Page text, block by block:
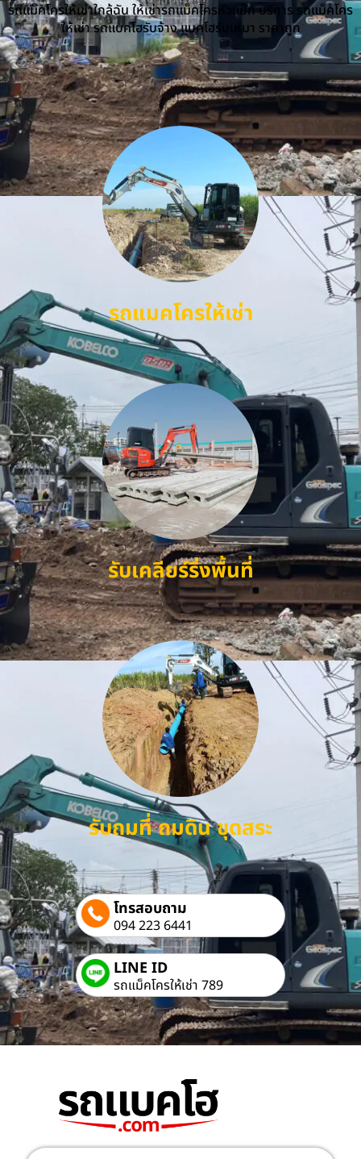
รถแม็คโครให้เช่าใกล้ฉัน ให้เช่ารถแม็คโครหัวแย็ก บริการ รถแม็คโคร
ให้เช่า รถแบคโฮรับจ้าง แบคโฮรับเหมา ราคาถูก
รถแมคโครให้เช่า
รับเคลียร์ริ่งพื้นที่
รับถมที่ ถมดิน ขุดสระ
โทรสอบถาม
094 223 6441
LINE ID
รถแม็คโครให้เช่า 789